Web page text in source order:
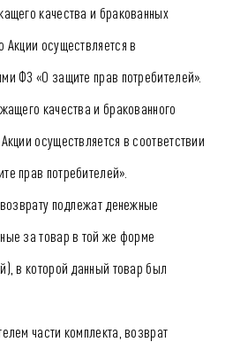
качества и бракованных
Акции осуществляется в
ФЗ «О защите прав потребителей».
качества и бракованного
осуществляется в соответствии
прав потребителей».
подлежат денежные
за товар в той же форме
в которой данный товар был
части комплекта, возврат